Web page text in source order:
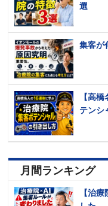
選
集客が
【高
テン
月間ランキング
【治